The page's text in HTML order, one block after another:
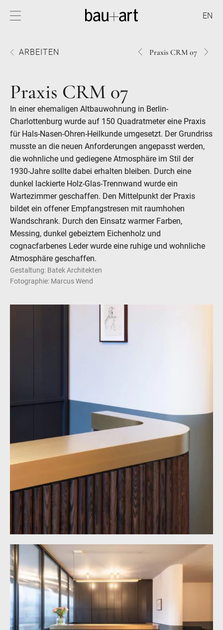
EN
ARBEITEN
1501PRAXIS
Praxis CRM 07
Praxis CRM 07
In einer ehemaligen Altbauwohnung in Berlin-
Charlottenburg wurde auf 150 Quadratmeter eine Praxis
für Hals-Nasen-Ohren-Heilkunde umgesetzt. Der Grundriss
musste an die neuen Anforderungen angepasst werden,
die wohnliche und gediegene Atmosphäre im Stil der
1930-Jahre sollte dabei erhalten bleiben. Durch eine
dunkel lackierte Holz-Glas-Trennwand wurde ein
Wartezimmer geschaffen. Den Mittelpunkt der Praxis
bildet ein offener Empfangstresen mit raumhohen
Wandschrank. Durch den Einsatz warmer Farben,
Messing, dunkel gebeiztem Eichenholz und
cognacfarbenes Leder wurde eine ruhige und wohnliche
Atmosphäre geschaffen.
Gestaltung: Batek Architekten
Fotographie: Marcus Wend